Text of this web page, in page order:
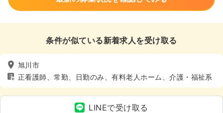
条件が似ている新着求人を受け取る
旭川市
正看護師、常勤、日勤のみ、有料老人ホーム、介護・福祉系
LINEで受け取る